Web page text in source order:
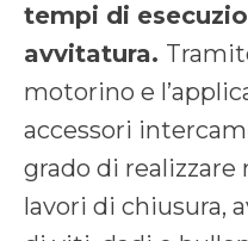
tempi di
avvitatura.
motorino e
accessori
grado di
lavori di chiusura,